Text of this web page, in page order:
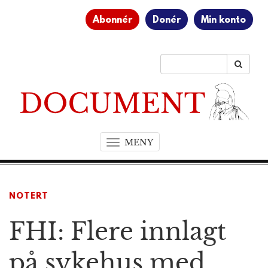
Abonnér Donér Min konto
MENYT
o
a
i
NOTERT
FHI: Flere innlagt